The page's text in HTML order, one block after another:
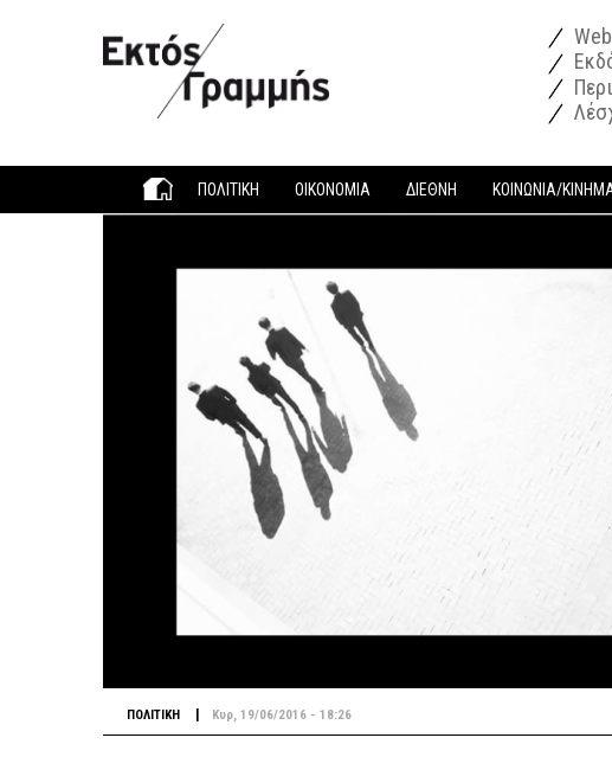
ΠΟΛΙΤΙΚΗ ΟΙΚΟΝΟΜΙΑ ΔΙΕΘΝΗ ΚΟΙΝΩΝΙΑ/
ΠΟΛΙΤΙΚΗ Κυρ, 19/06/2016 - 18:26